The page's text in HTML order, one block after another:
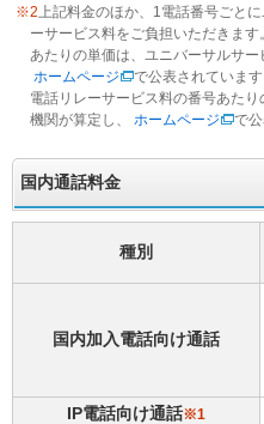
※2上記料金のほか、1電話番号ごと
ーサービス料をご負担いただきま
あたりの単価は、ユニバーサルサー
ホームページ
で公表されています
電話リレーサービス料の番号あた
機関が算定し、
ホームページ で
国内通話料金
種別
国内加入電話向け通話
IP電話向け通話※1